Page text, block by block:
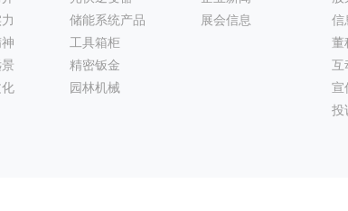
储能系统产品
工具箱柜
精密钣金
园林机械
展会信息
信
董
互
宣
投